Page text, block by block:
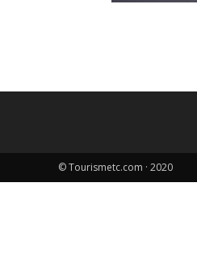
© Tourismetc.com · 2020